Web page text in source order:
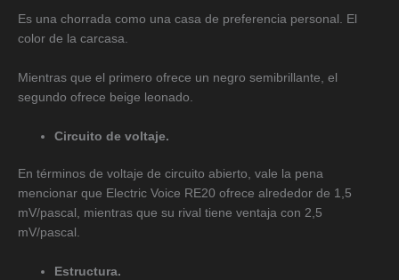
Es una chorrada como una casa de preferencia personal. El
color de la carcasa.
Mientras que el primero ofrece un negro semibrillante, el
segundo ofrece beige leonado.
Circuito de voltaje.
En términos de voltaje de circuito abierto, vale la pena
mencionar que Electric Voice RE20 ofrece alrededor de 1,5
mV/pascal, mientras que su rival tiene ventaja con 2,5
mV/pascal.
Estructura.